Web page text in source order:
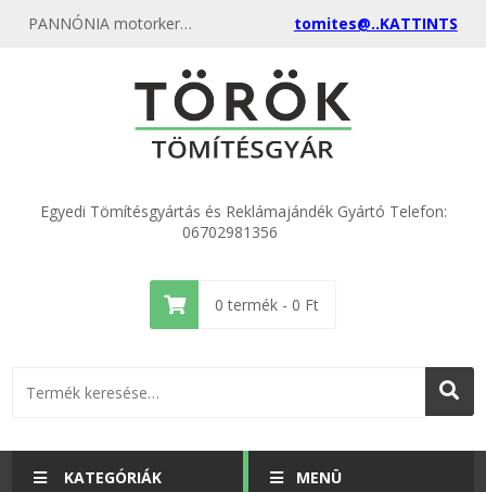
PANNÓNIA motorkerékpár tömítés - akciós motorkerékpár - kerti gép - csónakmotor tömítések gyártása, egyenest a gyártótól most itt nálunk rendelje meg, különböző anyagokból és méretekből kimagasló minőségben. tomites@..KATTINTS
Egyedi Tömítésgyártás és Reklámajándék Gyártó Telefon:
06702981356
0 termék - 0 Ft
KATEGÓRIÁK MENÜ